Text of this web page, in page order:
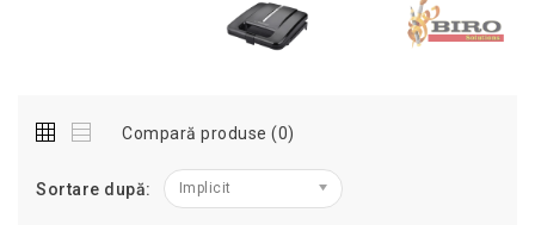
Compară produse (0)
Sortare după: Implicit